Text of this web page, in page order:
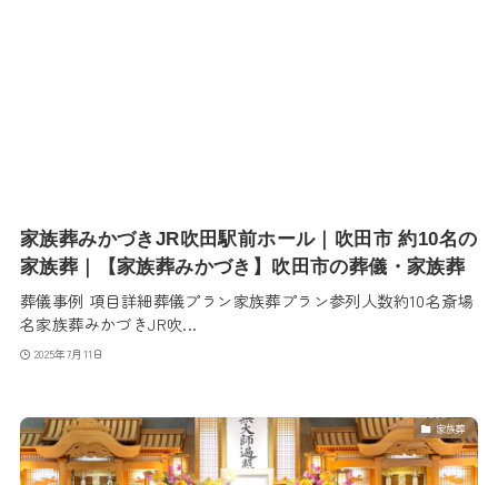
家族葬みかづきJR吹田駅前ホール｜吹田市 約10名の
家族葬｜【家族葬みかづき】吹田市の葬儀・家族葬
葬儀事例 項目詳細葬儀プラン家族葬プラン参列人数約10名斎場
名家族葬みかづきJR吹...
2025年7月11日
家族葬